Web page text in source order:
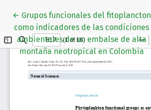
← Volver a los detalles del artículo
Grupos funcionales del fitoplancton
como indicadores de las condiciones
ambientales de un embalse de alta
montaña neotropical en Colombia